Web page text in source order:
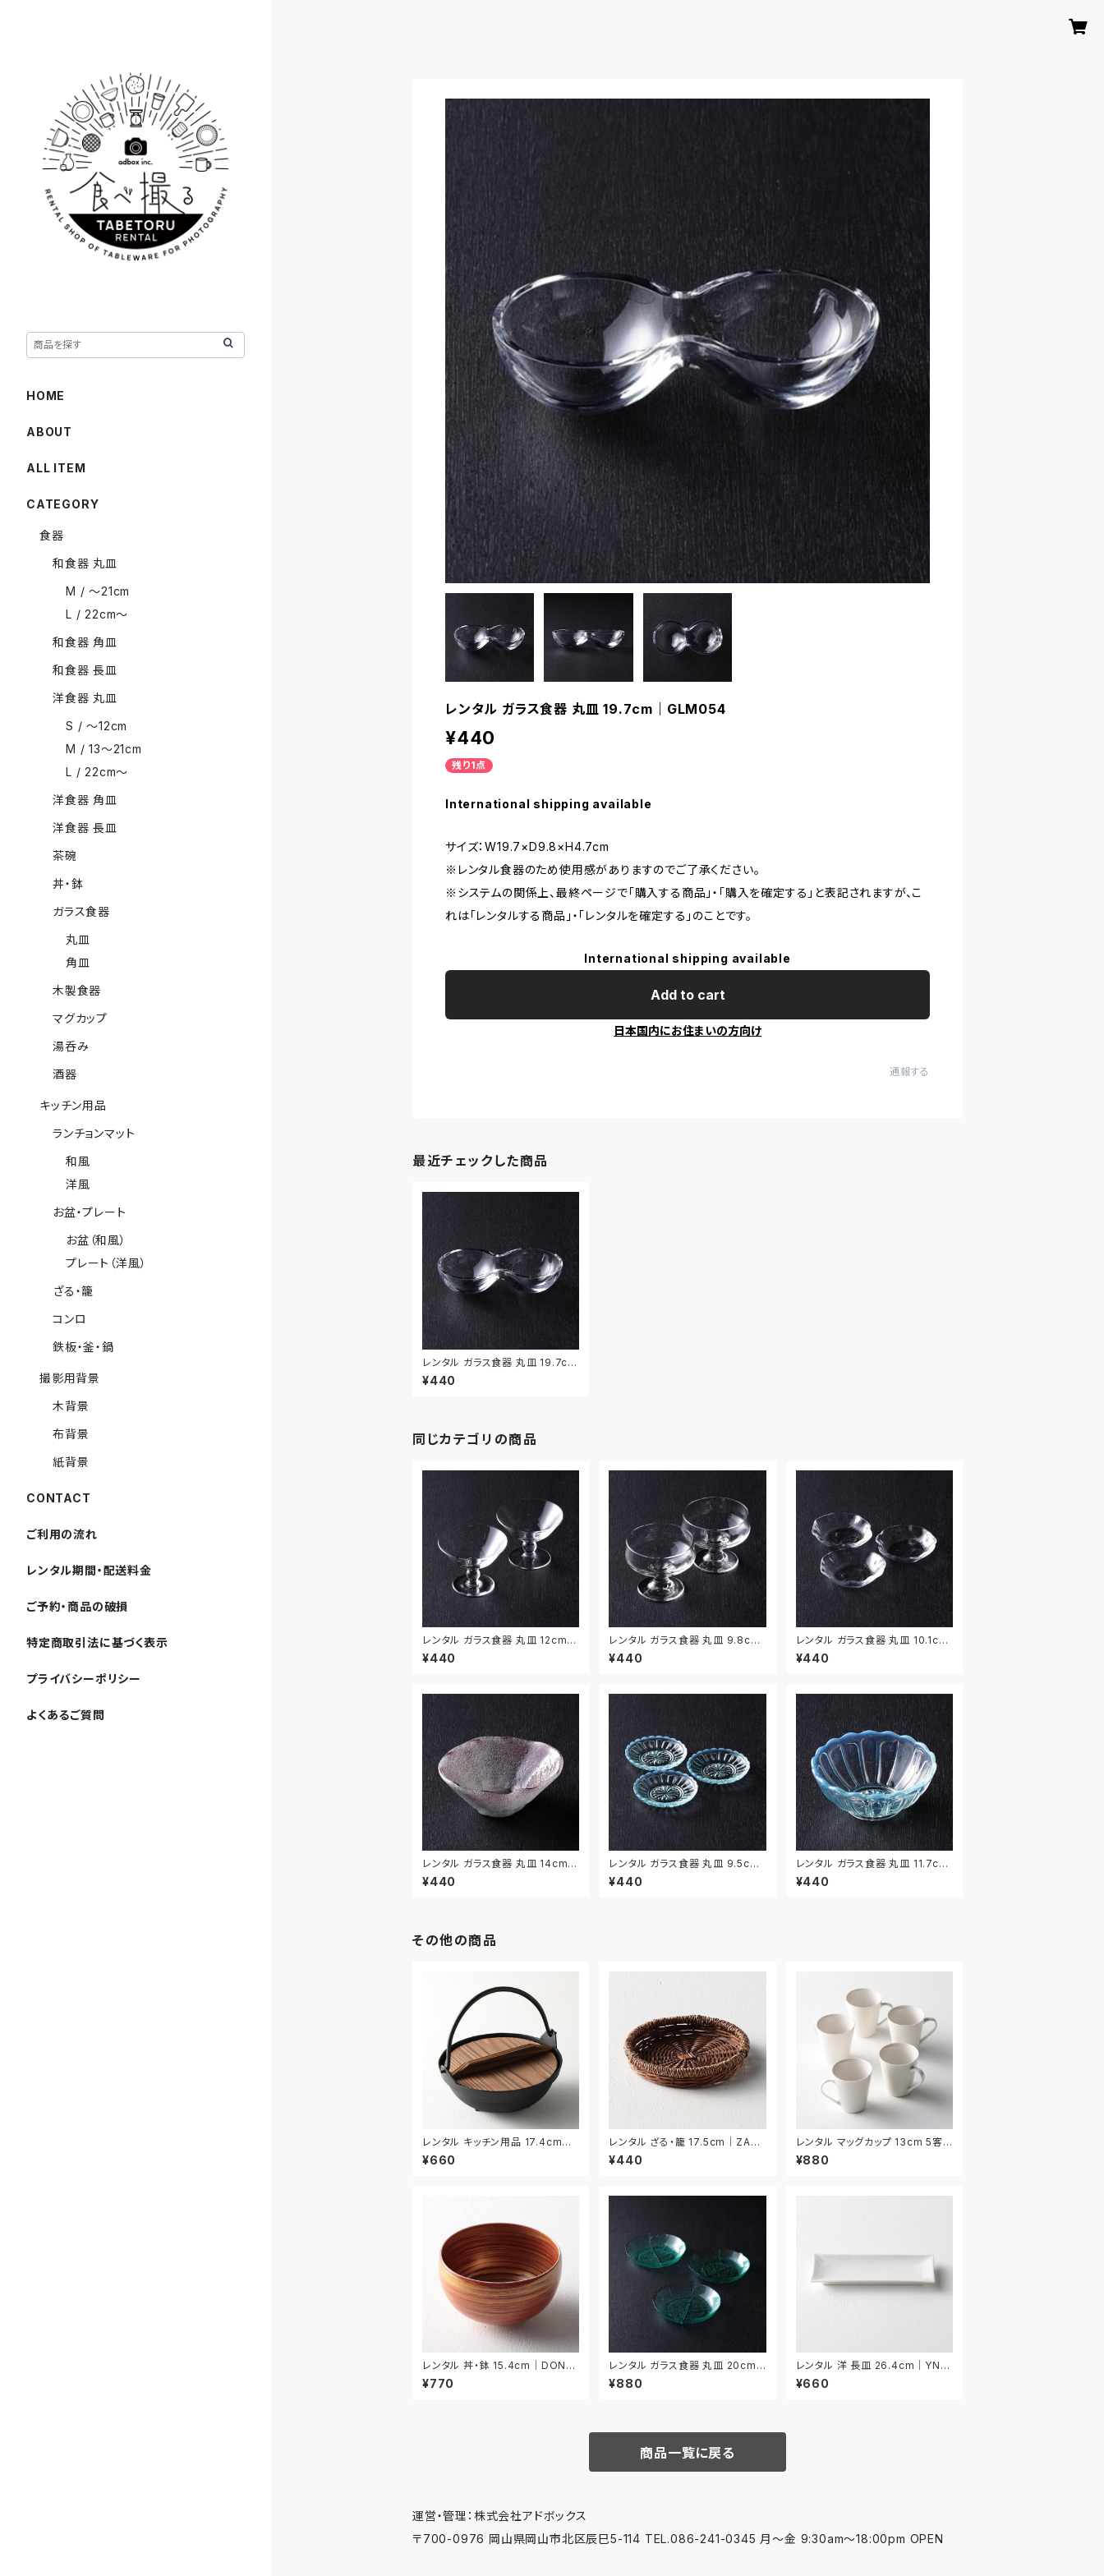
レンタル ガラス食器 丸皿 19.7cm｜GLM054
¥440
残り1点
International shipping available
サイズ：W19.7×D9.8×H4.7cm
※レンタル食器のため使用感がありますのでご了承ください。
※システムの関係上、最終ページで「購入する商品」・「購入を確定する」と表記されますが、こ
れは「レンタルする商品」・「レンタルを確定する」のことです。
International shipping available
Add to cart
日本国内にお住まいの方向け
通報する
最近チェックした商品
レンタル ガラス食器 丸皿 19.7cm
｜GLM054
¥440
同じカテゴリの商品
レンタル ガラス食器 丸皿 12cm 2
枚セット｜GLM128
¥440
レンタル ガラス食器 丸皿 9.8cm
2枚セット｜GLM129
¥440
レンタル ガラス食器 丸皿 10.1cm
3枚セット｜GLM130
¥440
レンタル ガラス食器 丸皿 14cm｜
GLM119
¥440
レンタル ガラス食器 丸皿 9.5cm
3枚セット｜GLM120
¥440
レンタル ガラス食器 丸皿 11.7cm
｜GLM121
¥440
その他の商品
レンタル キッチン用品 17.4cm｜
KIW031
¥660
レンタル ざる・籠 17.5cm｜ZAR0
34
¥440
レンタル マッグカップ 13cm 5客セ
ット｜MAG001
¥880
レンタル 丼・鉢 15.4cm｜DON0
38
¥770
レンタル ガラス食器 丸皿 20cm
3枚セット｜GLM022
¥880
レンタル 洋 長皿 26.4cm｜YNA
A005
¥660
商品一覧に戻る
運営・管理：株式会社アドボックス
〒700-0976 岡山県岡山市北区辰巳5-114 TEL.086-241-0345 月〜金 9:30am〜18:00pm OPEN
HOME
ABOUT
ALL ITEM
CATEGORY
食器
和食器 丸皿
M / 〜21cm
L / 22cm〜
和食器 角皿
和食器 長皿
洋食器 丸皿
S / 〜12cm
M / 13〜21cm
L / 22cm〜
洋食器 角皿
洋食器 長皿
茶碗
丼・鉢
ガラス食器
丸皿
角皿
木製食器
マグカップ
湯呑み
酒器
キッチン用品
ランチョンマット
和風
洋風
お盆・プレート
お盆（和風）
プレート（洋風）
ざる・籠
コンロ
鉄板・釜・鍋
撮影用背景
木背景
布背景
紙背景
CONTACT
ご利用の流れ
レンタル期間・配送料金
ご予約・商品の破損
特定商取引法に基づく表示
プライバシーポリシー
よくあるご質問